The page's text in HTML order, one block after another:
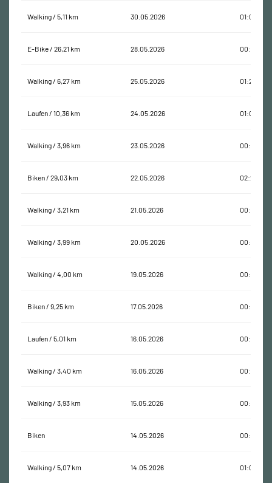
Walking / 5,11 km 30.05.2026 01:09:55
E-Bike / 26,21 km 28.05.2026 00:54:10
Walking / 6,27 km 25.05.2026 01:22:58
Laufen / 10,36 km 24.05.2026 01:06:01
Walking / 3,96 km 23.05.2026 00:54:47
Biken / 29,03 km 22.05.2026 02:28:27
Walking / 3,21 km 21.05.2026 00:42:51
Walking / 3,99 km 20.05.2026 00:55:49
Walking / 4,00 km 19.05.2026 00:52:49
Biken / 9,25 km 17.05.2026 00:56:25
Laufen / 5,01 km 16.05.2026 00:25:23
Walking / 3,40 km 16.05.2026 00:45:55
Walking / 3,93 km 15.05.2026 00:55:05
Biken 14.05.2026 00:30:14
Walking / 5,07 km 14.05.2026 01:07:36